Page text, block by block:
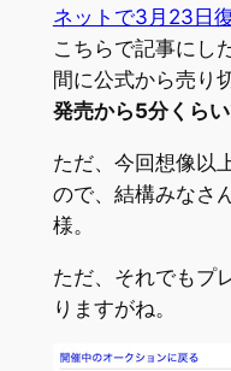
ネットで3月23日
こちらで記事にし
間に公式から売り
発売から5分くら
ただ、今回想像以
ので、結構みなさ
様。
ただ、それでもプ
りますがね。